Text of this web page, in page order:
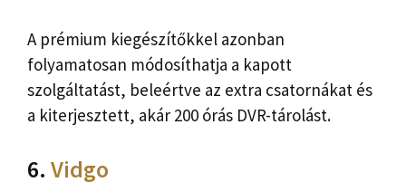
A prémium kiegészítőkkel azonban
folyamatosan módosíthatja a kapott
szolgáltatást, beleértve az extra csatornákat és
a kiterjesztett, akár 200 órás DVR-tárolást.
6. Vidgo